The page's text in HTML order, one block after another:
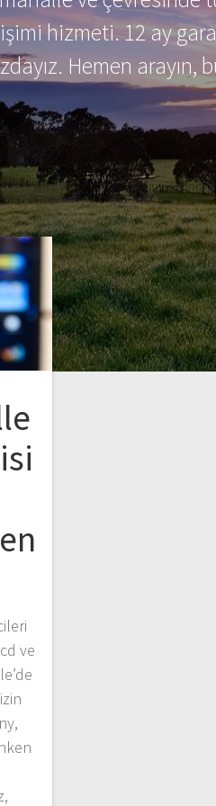
hizmeti. 12 ay
Hemen
ve